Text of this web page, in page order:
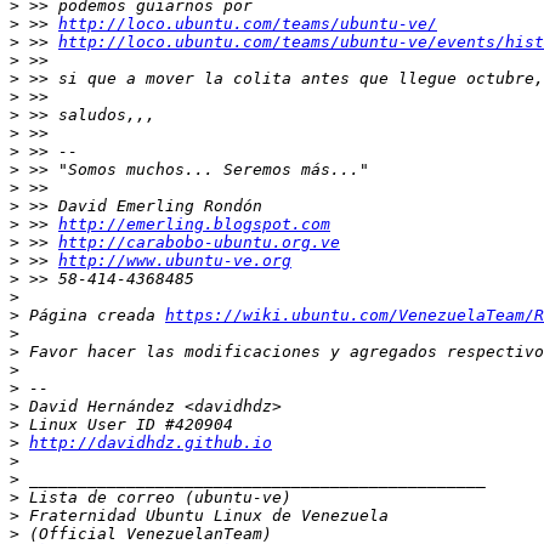
>
> >> http://loco.ubuntu.com/teams/ubuntu-ve/
> >> http://loco.ubuntu.com/teams/ubuntu-ve/events/
>
>
>
>
>
>
>
>
>
> >> http://emerling.blogspot.com
> >> http://carabobo-ubuntu.org.ve
> >> http://www.ubuntu-ve.org
>
>
> Página creada https://wiki.ubuntu.com/VenezuelaTeam/
>
>
>
>
>
>
> http://davidhdz.github.io
>
>
>
>
>